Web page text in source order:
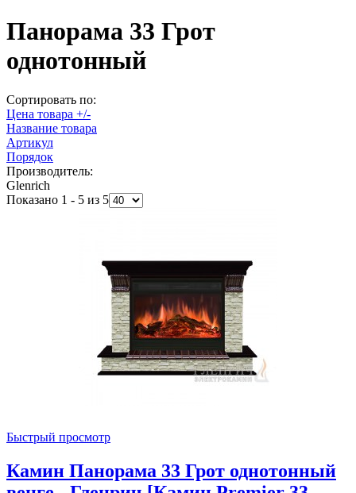
Панорама 33 Грот
однотонный
Сортировать по:
Цена товара +/-
Название товара
Артикул
Порядок
Производитель:
Glenrich
Показано 1 - 5 из 5
Быстрый просмотр
Камин Панорама 33 Грот однотонный